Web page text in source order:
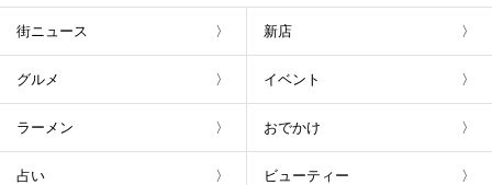
街ニュース 新店
グルメ イベント
ラーメン おでかけ
占い ビューティー